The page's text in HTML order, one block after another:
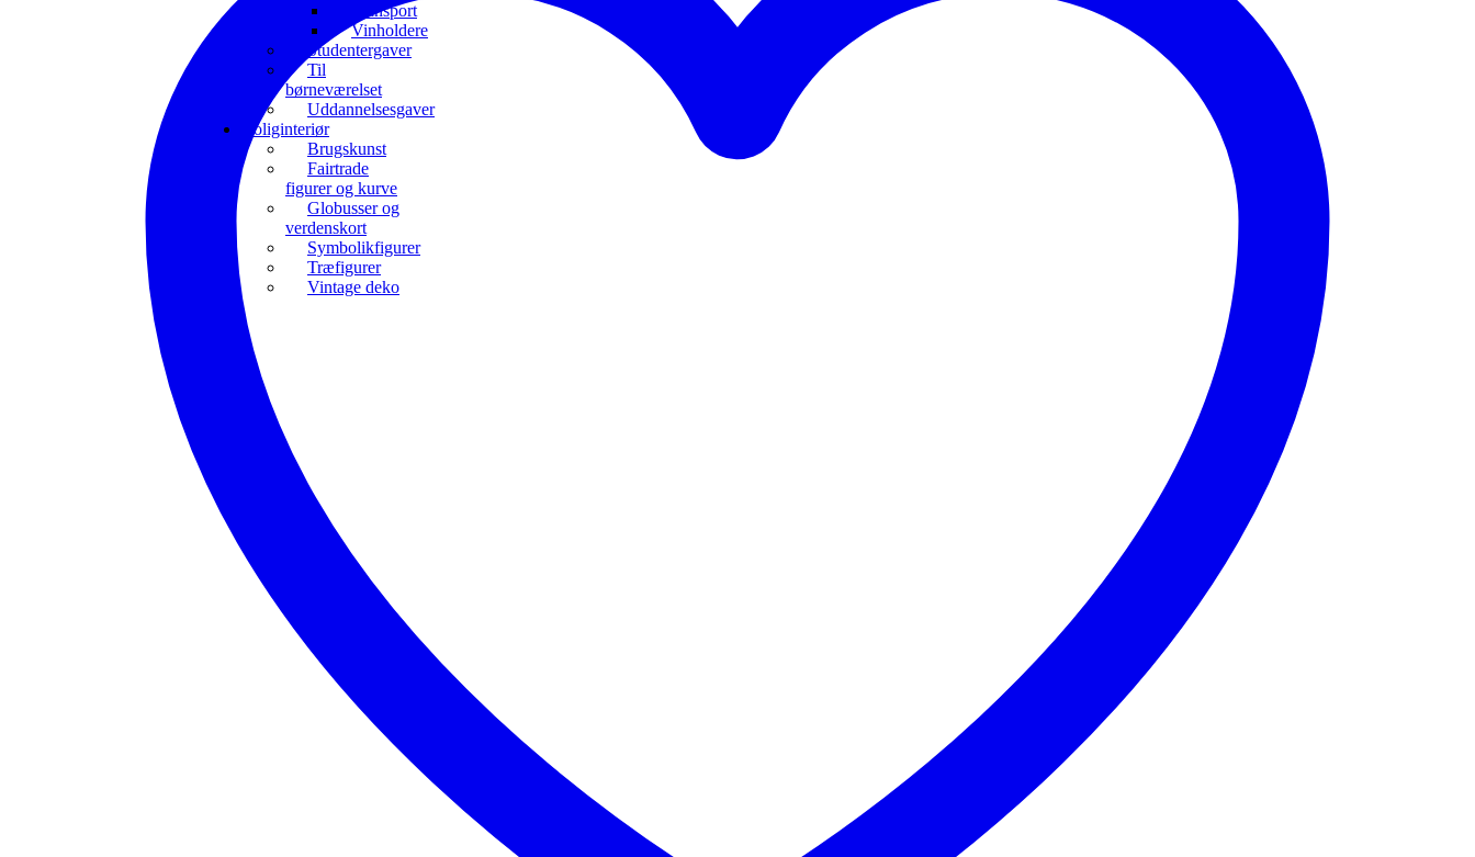
Transport
Vinholdere
Studentergaver
Til
børneværelset
Uddannelsesgaver
Boliginteriør
Brugskunst
Fairtrade
figurer og kurve
Globusser og
verdenskort
Symbolikfigurer
Træfigurer
Vintage deko